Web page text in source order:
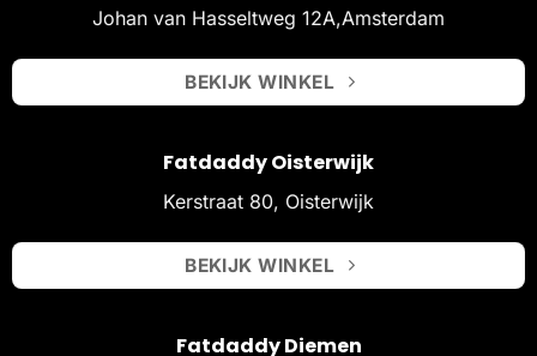
Johan van Hasseltweg 12A,Amsterdam
BEKIJK WINKEL
Fatdaddy Oisterwijk
Kerstraat 80, Oisterwijk
BEKIJK WINKEL
Fatdaddy Diemen